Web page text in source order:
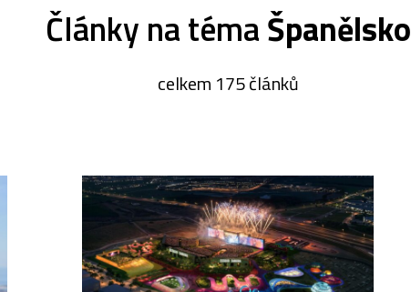
Články na témaŠpanělsko
celkem 175 článků